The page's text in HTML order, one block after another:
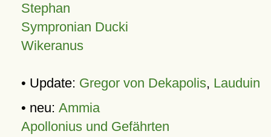
Stephan
Sympronian Ducki
Wikeranus
• Update: Gregor von Dekapolis, Lauduin
• neu: Ammia
Apollonius und Gefährten